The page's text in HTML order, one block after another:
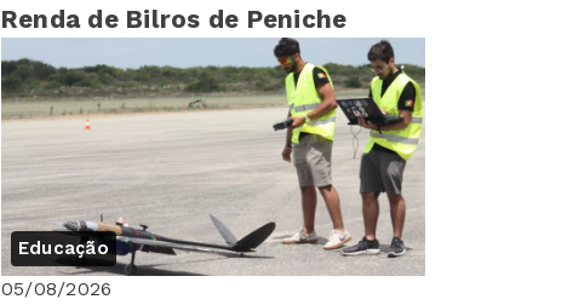
Renda de Bilros de Peniche
Educação
05/08/2026